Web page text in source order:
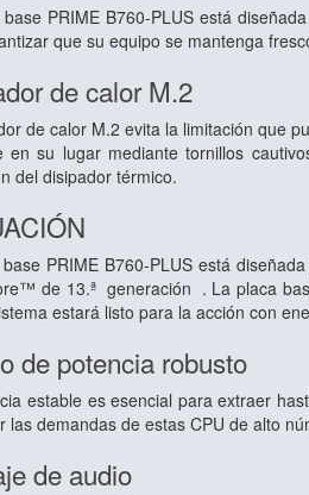
PRIME B760-PLUS está
que su equipo se mantenga
de calor M.2
de calor M.2 evita la limitación que
en su lugar mediante tornillos
del disipador térmico.
PRIME B760-PLUS está
de 13.ª generación . La placa
estará listo para la acción con
de potencia robusto
estable es esencial para extraer
las demandas de estas CPU de alto
de audio